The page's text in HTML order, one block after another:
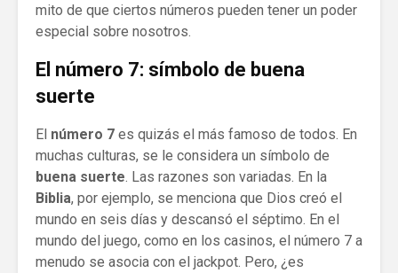
mito de que ciertos números pueden tener un poder
especial sobre nosotros.
El número 7: símbolo de buena
suerte
El número 7 es quizás el más famoso de todos. En
muchas culturas, se le considera un símbolo de
buena suerte . Las razones son variadas. En la
Biblia, por ejemplo, se menciona que Dios creó el
mundo en seis días y descansó el séptimo. En el
mundo del juego, como en los casinos, el número 7 a
menudo se asocia con el jackpot. Pero, ¿es